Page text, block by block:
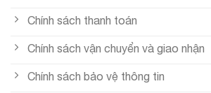
Chính sách thanh toán
Chính sách vận chuyển và giao nhận
Chính sách bảo vệ thông tin